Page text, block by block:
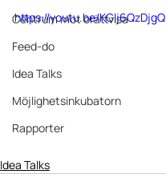
Centrum mot orättvisa
Feed-do
Idea Talks
Möjlighetsinkubatorn
Rapporter
https://youtu.be/KGlj6QzDjgQ
Idea Talks